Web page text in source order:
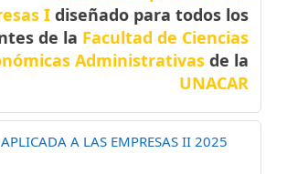
I diseñado para todos los
de la Facultad de Ciencias
Administrativas de la
UNACAR
A LAS EMPRESAS II 2025